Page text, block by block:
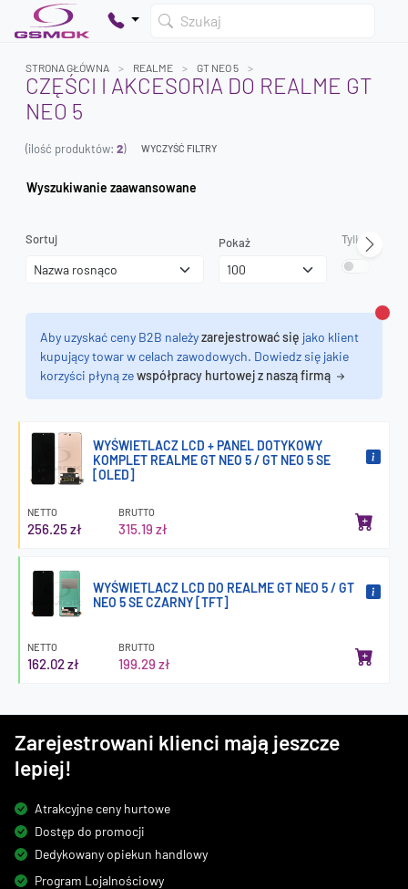
Szukaj
Dodaj produkty, aby kontynuować.
STRONA GŁÓWNA REALME GT NEO 5
CZĘŚCI I AKCESORIA DO REALME GT
NEO 5
(ilość produktów: 2) WYCZYŚĆ FILTRY
Wyszukiwanie zaawansowane
Sortuj Pokaż Tylko
Aby uzyskać ceny B2B należyzarejestrować się jako klient
kupujący towar w celach zawodowych. Dowiedz się jakie
korzyści płyną zewspółpracy hurtowej z naszą firmą
WYŚWIETLACZ LCD + PANEL DOTYKOWY
KOMPLET REALME GT NEO 5 / GT NEO 5 SE
[OLED]
NETTO
256.25 zł
BRUTTO
315.19 zł
WYŚWIETLACZ LCD DO REALME GT NEO 5 / GT
NEO 5 SE CZARNY [TFT]
NETTO
162.02 zł
BRUTTO
199.29 zł
Zarejestrowani klienci mają jeszcze
lepiej!
Atrakcyjne ceny hurtowe
Dostęp do promocji
Dedykowany opiekun handlowy
Program Lojalnościowy